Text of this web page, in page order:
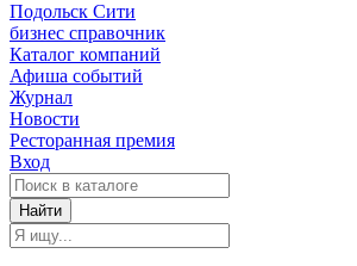
Подольск Сити
бизнес справочник
Каталог компаний
Афиша событий
Журнал
Новости
Ресторанная премия
Вход
Найти